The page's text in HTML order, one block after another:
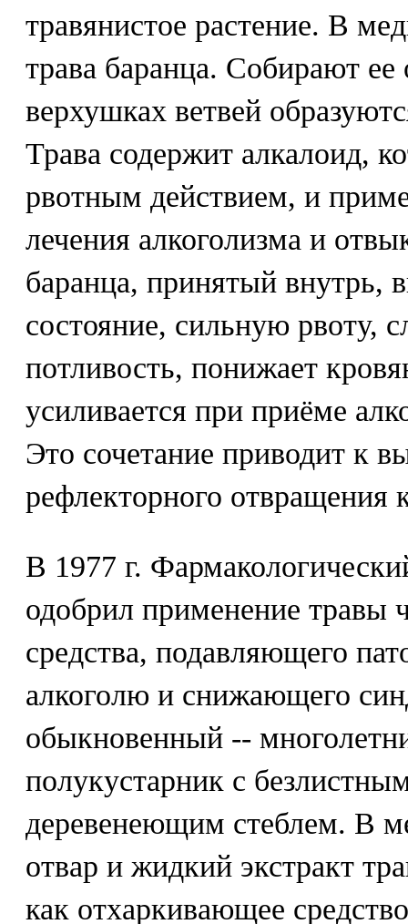
травянистое растение. В
трава баранца. Собирают ее
верхушках ветвей
Трава содержит алкалоид,
рвотным действием, и
лечения алкоголизма и
баранца, принятый внутрь,
состояние, сильную рвоту,
потливость, понижает
усиливается при приёме
Это сочетание приводит к
рефлекторного отвращения
В 1977 г.
одобрил применение травы
средства, подавляющего
алкоголю и снижающего
обыкновенный --
полукустарник с
деревенеющим стеблем. В
отвар и жидкий экстракт
как отхаркивающее